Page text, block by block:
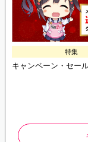
特集
キャンペーン・セー